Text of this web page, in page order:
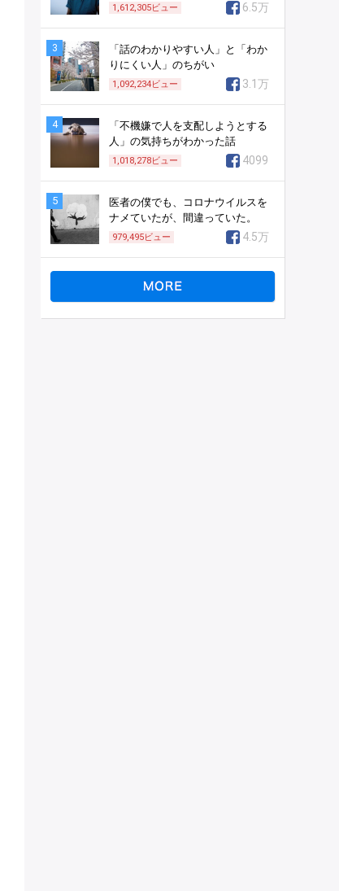
1,612,305ビュー 6.5万
3
「話のわかりやすい人」と「わか
りにくい人」のちがい
1,092,234ビュー 3.1万
4
「不機嫌で人を支配しようとする
人」の気持ちがわかった話
1,018,278ビュー 4099
5
医者の僕でも、コロナウイルスを
ナメていたが、間違っていた。
979,495ビュー 4.5万